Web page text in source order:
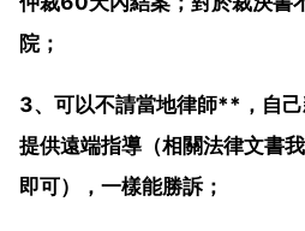
院；
3、可以不請當地律師**，自
提供遠端指導（相關法律文書
即可），一樣能勝訴；